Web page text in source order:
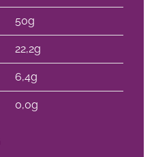
50g
22,2g
6,4g
0,0g